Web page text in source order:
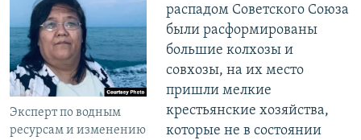
Эксперт по водным
ресурсам и изменению
распадом Советского Союза
были расформированы
большие колхозы и
совхозы, на их место
пришли мелкие
крестьянские хозяйства,
которые не в состоянии